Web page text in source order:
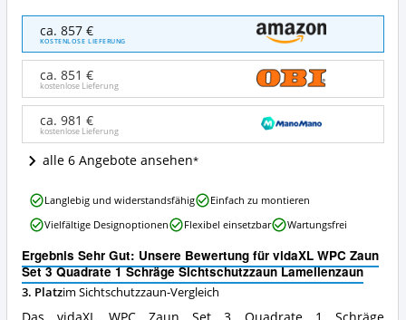
vidaXL
WPC
Zaun
Quadrate
Schräge
Sichtschutzzaun
Lamellenzaun
Wo
ist
dieser
Sichtschutzzaun
erhältlich?
ca. 857 €
KOSTENLOSE LIEFERUNG
ca. 851 €
kostenlose Lieferung
ca. 981 €
kostenlose Lieferung
alle 6 Angebote ansehen
Ergebnis Sehr Gut: Unsere Bewertung für vidaXL WPC Zaun
Set 3 Quadrate 1 Schräge Sichtschutzzaun Lamellenzaun
3. Platzim Sichtschutzzaun-Vergleich
vidaXL
WPC
Zaun
3
Quadrate
1
Schräge
Langlebig und widerstandsfähig
Einfach zu montieren
Vielfältige Designoptionen
Flexibel einsetzbar Wartungsfrei